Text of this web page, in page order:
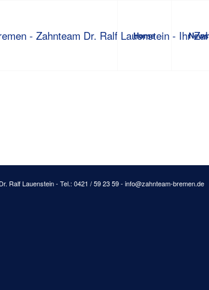
Home News
Ralf Lauenstein - Tel.: 0421 / 59 23 59 -info@zahnteam-bremen.de